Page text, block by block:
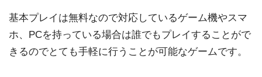
基本プレイは無料なので対応しているゲーム機やスマ
ホ、PCを持っている場合は誰でもプレイすることがで
きるのでとても手軽に行うことが可能なゲームです。